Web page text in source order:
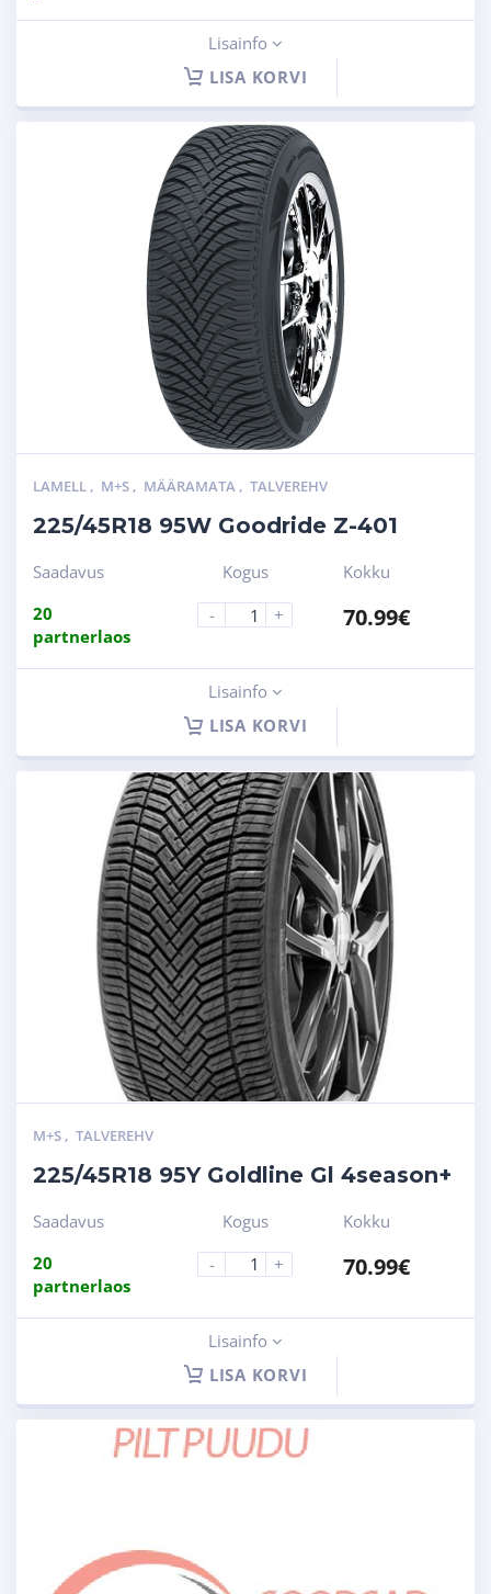
Lisainfo
LISA KORVI
LAMELL , M+S , MÄÄRAMATA , TALVEREHV
225/45R18 95W Goodride Z-401
Saadavus
20
partnerlaos
Kogus
-
+
Kokku
70.99€
Lisainfo
LISA KORVI
M+S , TALVEREHV
225/45R18 95Y Goldline Gl 4season+
Saadavus
20
partnerlaos
Kogus
-
+
Kokku
70.99€
Lisainfo
LISA KORVI